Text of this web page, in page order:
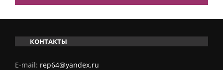
КОНТАКТЫ
E-mail: rep64@yandex.ru